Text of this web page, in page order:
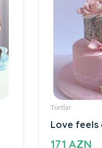
Tortlar
Love feels
171 AZN